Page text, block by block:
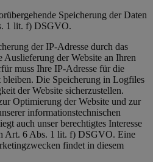
Speicherung der Daten
1 lit. f) DSGVO.
der IP-Adresse durch das
Auslieferung der Website an Ihren
muss Ihre IP-Adresse für die
bleiben. Die Speicherung in Logfiles
der Website sicherzustellen.
Optimierung der Website und zur
informationstechnischen
auch unser berechtigtes Interesse
Art. 6 Abs. 1 lit. f) DSGVO. Eine
findet in diesem